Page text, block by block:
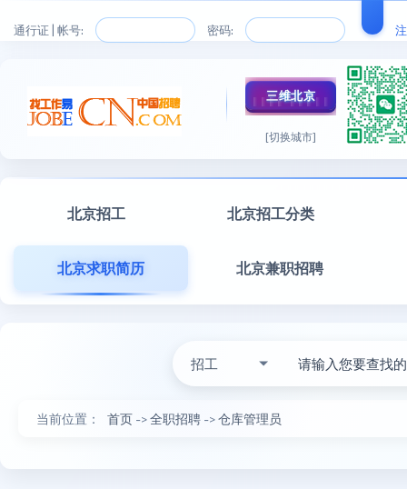
通行证 | 帐号: 密码:
三维北京
[切换城市]
北京招工 北京招工分类
北京求职简历 北京兼职招聘
招工
当前位置： 首页 ->全职招聘 ->仓库管理员